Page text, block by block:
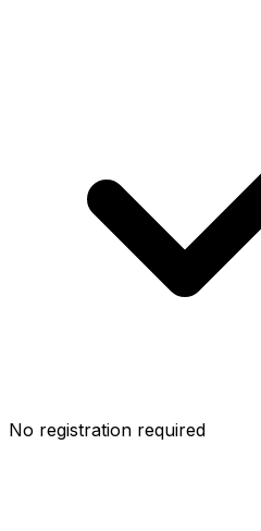
No registration required